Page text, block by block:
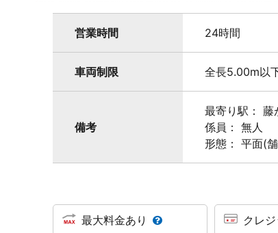
営業時間 24時間
車両制限 全長5.00m以
備考
最寄り駅： 藤
係員： 無人
形態： 平面(
最大料金あり クレ